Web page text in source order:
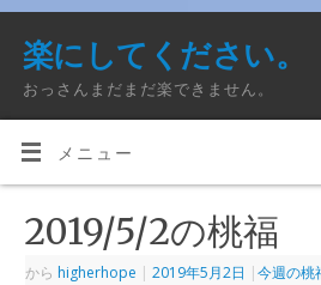
楽にしてください。
おっさんまだまだ楽できません。
メニュー
2019/5/2の桃福
から higherhope | 2019年5月2日 |今週の桃